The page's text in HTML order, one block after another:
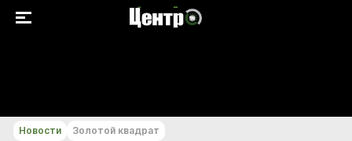
Новости Золотой квадрат